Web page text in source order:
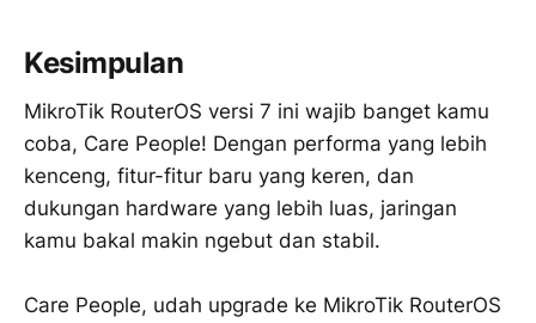
Kesimpulan
MikroTik RouterOS versi 7 ini wajib banget kamu
coba, Care People! Dengan performa yang lebih
kenceng, fitur-fitur baru yang keren, dan
dukungan hardware yang lebih luas, jaringan
kamu bakal makin ngebut dan stabil.
Care People, udah upgrade ke MikroTik RouterOS